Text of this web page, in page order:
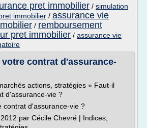
pret immobilier / simulation
immobilier / assurance vie
/ remboursement
pret immobilier / assurance vie
contrat d'assurance-
actions, stratégies » Faut-il
d'assurance-vie ?
contrat d'assurance-vie ?
par Cécile Chevré | Indices,